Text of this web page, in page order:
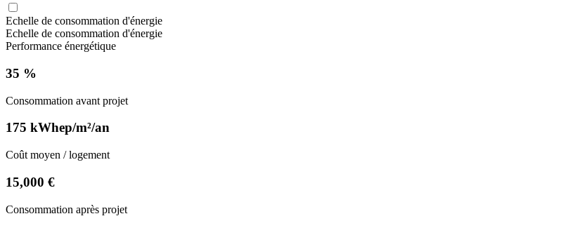
Echelle de consommation d'énergie
Echelle de consommation d'énergie
Performance énergétique
35 %
Consommation avant projet
175 kWhep/m²/an
Coût moyen / logement
15,000 €
Consommation après projet